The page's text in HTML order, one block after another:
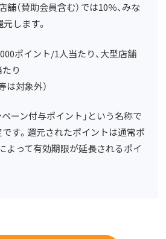
舗（賛助会員含む）では10％、みな
します。
ポイント/1人当たり、大型店舗
り
は対象外）
ーン付与ポイント」という名称で
す。還元されたポイントは通常ポ
よって有効期限が延長されるポイ